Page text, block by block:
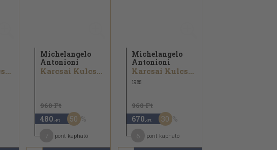
Karcsai Kulcsár István
Michelangelo
Antonioni
Karcsai Kulcsár István
960 Ft
480 ,-Ft 50
pont kapható
Michelangelo
Antonioni
Karcsai Kulcsár István
1985
960 Ft
670 ,-Ft 30
pont kapható